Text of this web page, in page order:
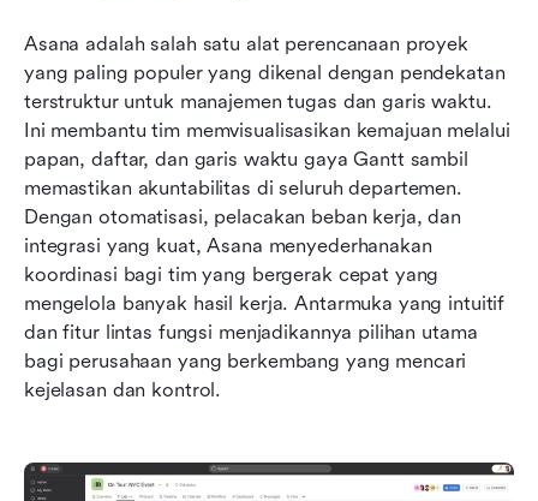
Asana adalah salah satu alat perencanaan proyek
yang paling populer yang dikenal dengan pendekatan
terstruktur untuk manajemen tugas dan garis waktu.
Ini membantu tim memvisualisasikan kemajuan melalui
papan, daftar, dan garis waktu gaya Gantt sambil
memastikan akuntabilitas di seluruh departemen.
Dengan otomatisasi, pelacakan beban kerja, dan
integrasi yang kuat, Asana menyederhanakan
koordinasi bagi tim yang bergerak cepat yang
mengelola banyak hasil kerja. Antarmuka yang intuitif
dan fitur lintas fungsi menjadikannya pilihan utama
bagi perusahaan yang berkembang yang mencari
kejelasan dan kontrol.